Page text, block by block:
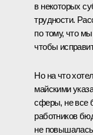
в некоторых
трудности.
по тому, что
чтобы
Но на что
майскими
сферы, не все
работников
не